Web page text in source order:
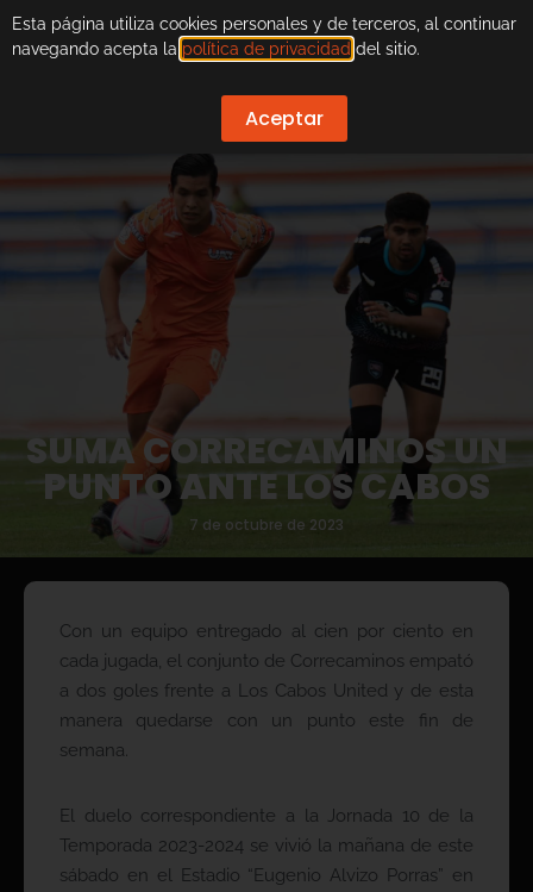
SUMA CORRECAMINOS UN
PUNTO ANTE LOS CABOS
7 de octubre de 2023
Con un equipo entregado al cien por ciento en
cada jugada, el conjunto de Correcaminos empató
a dos goles frente a Los Cabos United y de esta
manera quedarse con un punto este fin de
semana.
El duelo correspondiente a la Jornada 10 de la
Temporada 2023-2024 se vivió la mañana de este
sábado en el Estadio “Eugenio Alvizo Porras” en
Esta página utiliza cookies personales y de terceros, al continuar
navegando acepta la política de privacidad del sitio.
Aceptar